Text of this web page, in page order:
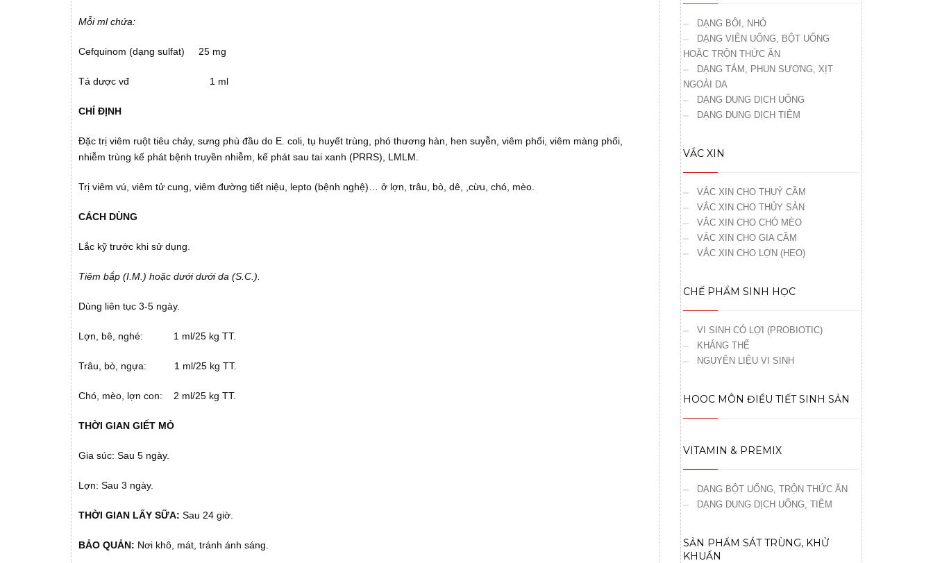
Mỗi ml chứa:
Cefquinom (dạng sulfat) 25 mg
Tá dược vđ 1 ml
CHỈ ĐỊNH
Đặc trị viêm ruột tiêu chảy, sưng phù đầu do E. coli, tụ huyết trùng, phó thương hàn, hen suyễn, viêm phổi, viêm màng phổi,
nhiễm trùng kế phát bệnh truyền nhiễm, kế phát sau tai xanh (PRRS), LMLM.
Trị viêm vú, viêm tử cung, viêm đường tiết niệu, lepto (bệnh nghệ)… ở lợn, trâu, bò, dê, ,cừu, chó, mèo.
CÁCH DÙNG
Lắc kỹ trước khi sử dụng.
Tiêm bắp (I.M.) hoặc dưới dưới da (S.C.).
Dùng liên tục 3-5 ngày.
Lợn, bê, nghé: 1 ml/25 kg TT.
Trâu, bò, ngựa: 1 ml/25 kg TT.
Chó, mèo, lợn con: 2 ml/25 kg TT.
THỜI GIAN GIẾT MỎ
Gia súc: Sau 5 ngày.
Lợn: Sau 3 ngày.
THỜI GIAN LẤY SỮA: Sau 24 giờ.
BẢO QUẢN: Nơi khô, mát, tránh ánh sáng.
DẠNG BÔI, NHỎ
DẠNG VIÊN UỐNG, BỘT UỐNG
HOẶC TRỘN THỨC ĂN
DẠNG TẮM, PHUN SƯƠNG, XỊT
NGOÀI DA
DẠNG DUNG DỊCH UỐNG
DẠNG DUNG DỊCH TIÊM
VẮC XIN
VẮC XIN CHO THUỶ CẦM
VẮC XIN CHO THỦY SẢN
VẮC XIN CHO CHÓ MÈO
VẮC XIN CHO GIA CẦM
VẮC XIN CHO LỢN (HEO)
CHẾ PHẨM SINH HỌC
VI SINH CÓ LỢI (PROBIOTIC)
KHÁNG THỂ
NGUYÊN LIỆU VI SINH
HOOC MÔN ĐIỀU TIẾT SINH SẢN
VITAMIN & PREMIX
DẠNG BỘT UỐNG, TRỘN THỨC ĂN
DẠNG DUNG DỊCH UỐNG, TIÊM
SẢN PHẨM SÁT TRÙNG, KHỬ
KHUẨN